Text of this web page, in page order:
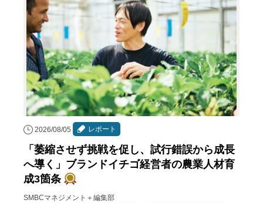
2026/08/05 レポート
「萎縮させず挑戦を促し、試行錯誤から成長
へ導く」ブランドイチゴ経営者の農業人材育
成3箇条
SMBCマネジメント＋編集部